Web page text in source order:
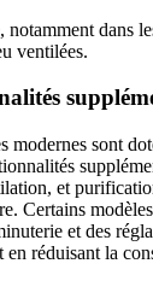
notamment dans
ventilées.
modernes sont
et
Certains
et des
réduisant la